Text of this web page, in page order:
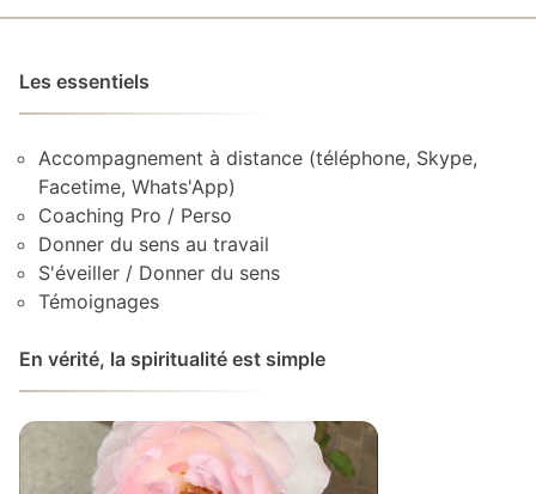
Les essentiels
Accompagnement à distance (téléphone, Skype,
Facetime, Whats'App)
Coaching Pro / Perso
Donner du sens au travail
S'éveiller / Donner du sens
Témoignages
En vérité, la spiritualité est simple